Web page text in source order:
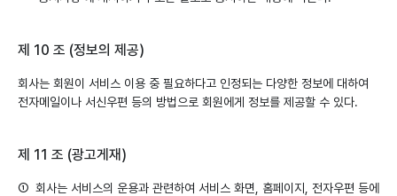
제 10 조 (정보의 제공)
회사는 회원이 서비스 이용 중 필요하다고 인정되는 다양한 정보에 대하여
전자메일이나 서신우편 등의 방법으로 회원에게 정보를 제공할 수 있다.
제 11 조 (광고게재)
① 회사는 서비스의 운용과 관련하여 서비스 화면, 홈페이지, 전자우편 등에